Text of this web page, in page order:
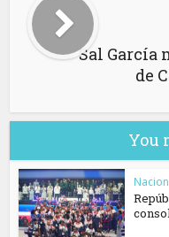
Sal García
de
You